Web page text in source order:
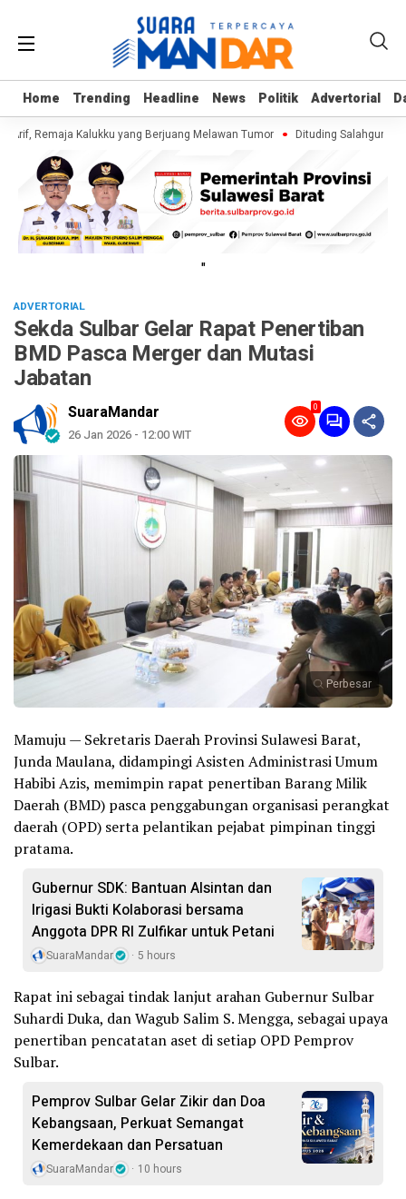
Home Trending Headline News Politik Advertorial
Home Trending Headline News Politik Advertorial
Remaja Kalukku yang Berjuang Melawan Tumor Dituding Salahgunakan
"
ADVERTORIAL
Sekda Sulbar Gelar Rapat Penertiban
BMD Pasca Merger dan Mutasi
Jabatan
SuaraMandar
26 Jan 2026 - 12:00 WIT
0
Perbesar
Mamuju — Sekretaris Daerah Provinsi Sulawesi Barat,
Junda Maulana, didampingi Asisten Administrasi Umum
Habibi Azis, memimpin rapat penertiban Barang Milik
Daerah (BMD) pasca penggabungan organisasi perangkat
daerah (OPD) serta pelantikan pejabat pimpinan tinggi
pratama.
Gubernur SDK: Bantuan Alsintan dan
Irigasi Bukti Kolaborasi bersama
Anggota DPR RI Zulfikar untuk Petani
SuaraMandar 5 hours
Rapat ini sebagai tindak lanjut arahan Gubernur Sulbar
Suhardi Duka, dan Wagub Salim S. Mengga, sebagai upaya
penertiban pencatatan aset di setiap OPD Pemprov
Sulbar.
Pemprov Sulbar Gelar Zikir dan Doa
Kebangsaan, Perkuat Semangat
Kemerdekaan dan Persatuan
SuaraMandar 10 hours